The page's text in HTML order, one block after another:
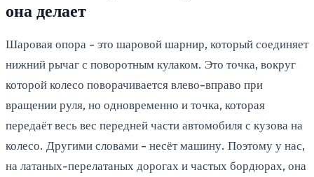
она делает
Шаровая опора - это шаровой шарнир, который соединяет
нижний рычаг с поворотным кулаком. Это точка, вокруг
которой колесо поворачивается влево-вправо при
вращении руля, но одновременно и точка, которая
передаёт весь вес передней части автомобиля с кузова на
колесо. Другими словами - несёт машину. Поэтому у нас,
на латаных-перелатаных дорогах и частых бордюрах, она